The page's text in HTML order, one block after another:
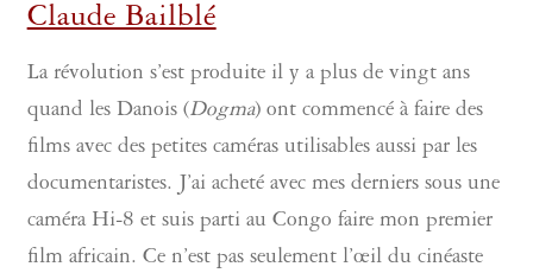
Claude Bailblé
La révolution s’est produite il y a plus de vingt ans
quand les Danois (Dogma) ont commencé à faire des
films avec des petites caméras utilisables aussi par les
documentaristes. J’ai acheté avec mes derniers sous une
caméra Hi-8 et suis parti au Congo faire mon premier
film africain. Ce n’est pas seulement l’œil du cinéaste